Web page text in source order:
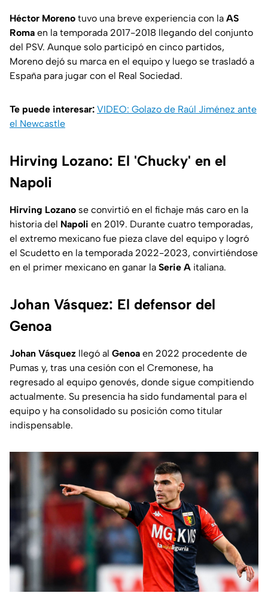
Héctor Moreno tuvo una breve experiencia con la AS
Roma en la temporada 2017-2018 llegando del conjunto
del PSV. Aunque solo participó en cinco partidos,
Moreno dejó su marca en el equipo y luego se trasladó a
España para jugar con el Real Sociedad.
Te puede interesar: VIDEO: Golazo de Raúl Jiménez ante
el Newcastle
Hirving Lozano: El 'Chucky' en el
Napoli
Hirving Lozano se convirtió en el fichaje más caro en la
historia del Napoli en 2019. Durante cuatro temporadas,
el extremo mexicano fue pieza clave del equipo y logró
el Scudetto en la temporada 2022-2023, convirtiéndose
en el primer mexicano en ganar la Serie A italiana.
Johan Vásquez: El defensor del
Genoa
Johan Vásquez llegó al Genoa en 2022 procedente de
Pumas y, tras una cesión con el Cremonese, ha
regresado al equipo genovés, donde sigue compitiendo
actualmente. Su presencia ha sido fundamental para el
equipo y ha consolidado su posición como titular
indispensable.